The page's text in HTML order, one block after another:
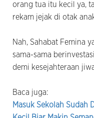
orang tua itu kecil ya,
rekam jejak di otak
Nah, Sahabat Femina
sama-sama
demi kesejahteraan
Baca juga:
Masuk Sekolah Sudah